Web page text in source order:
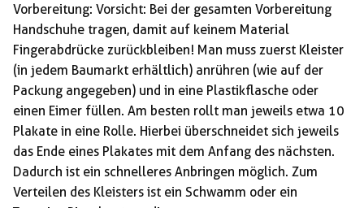
Vorbereitung: Vorsicht: Bei der gesamten Vorbereitung
Handschuhe tragen, damit auf keinem Material
Fingerabdrücke zurückbleiben! Man muss zuerst Kleister
(in jedem Baumarkt erhältlich) anrühren (wie auf der
Packung angegeben) und in eine Plastikflasche oder
einen Eimer füllen. Am besten rollt man jeweils etwa 10
Plakate in eine Rolle. Hierbei überschneidet sich jeweils
das Ende eines Plakates mit dem Anfang des nächsten.
Dadurch ist ein schnelleres Anbringen möglich. Zum
Verteilen des Kleisters ist ein Schwamm oder ein